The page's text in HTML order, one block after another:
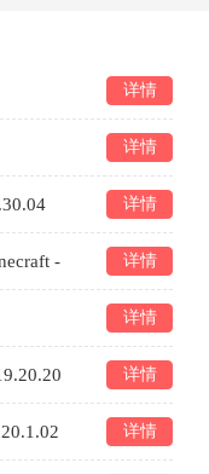
详情
详情
详情
-
详情
详情
详情
详情